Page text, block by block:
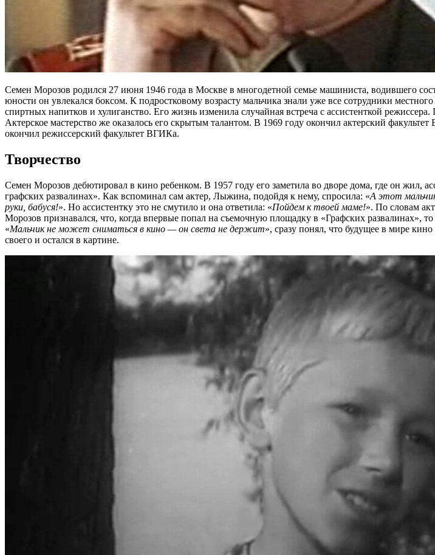
Семен Морозов родился 27 июня 1946 года в Москве в многодетной семье машиниста, водившего
юности он увлекался боксом. К подростковому возрасту мальчика знали уже все сотрудники
спиртных напитков и хулиганство. Его жизнь изменила случайная встреча с ассистенткой
Актерское мастерство же оказалось его скрытым талантом. В 1969 году окончил актерский
окончил режиссерский факультет ВГИКа.
Творчество
Семен Морозов дебютировал в кино ребенком. В 1957 году его заметила во дворе дома, где он жил,
графских развалинах». Как вспоминал сам актер, Лыжина, подойдя к нему, спросила: «А этот
руки, бабуся!». Но ассистентку это не смутило и она ответила: «Пойдем к твоей маме!». По словам
Морозов признавался, что, когда впервые попал на съемочную площадку в «Графских
«Мальчик не может сниматься в кино — он света не держит», сразу понял, что будущее в мире
своего и остался в картине.